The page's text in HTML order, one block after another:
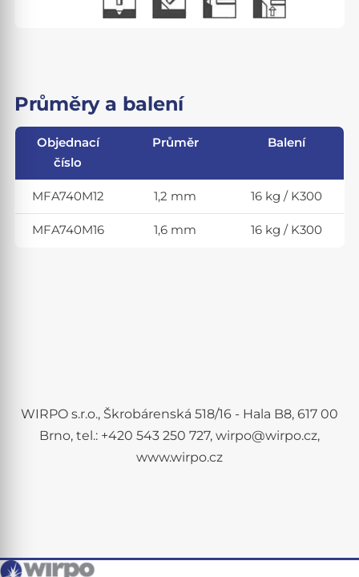
Průměry a balení
Objednací
číslo
Průměr Balení
MFA740M12 1,2 mm 16 kg / K300
MFA740M16 1,6 mm 16 kg / K300
WIRPO s.r.o., Škrobárenská 518/16 - Hala B8, 617 00
Brno, tel.: +420 543 250 727, wirpo@wirpo.cz,
www.wirpo.cz